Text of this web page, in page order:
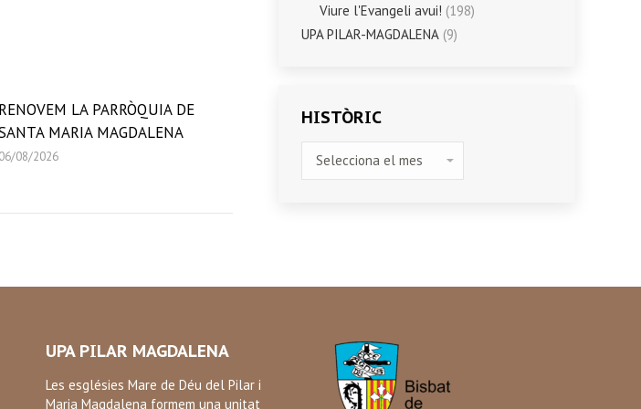
RENOVEM LA PARRÒQUIA DE
MARIA MAGDALENA
06/08/2026
Viure l'Evangeli avui! (198)
UPA PILAR-MAGDALENA (9)
HISTÒRIC
UPA PILAR MAGDALENA
Les esglésies Mare de Déu del Pilar i
Maria Magdalena formem una unitat